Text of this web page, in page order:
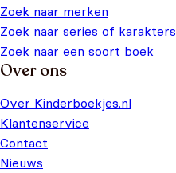
Zoek naar merken
Zoek naar series of karakters
Zoek naar een soort boek
Over ons
Over Kinderboekjes.nl
Klantenservice
Contact
Nieuws